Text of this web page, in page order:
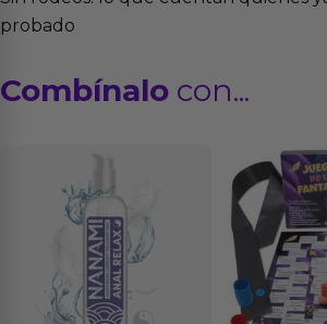
probado
Combínalo con...